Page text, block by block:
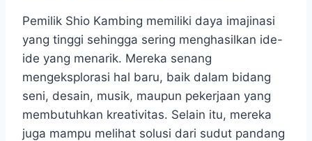
Pemilik Shio Kambing memiliki daya imajinasi
yang tinggi sehingga sering menghasilkan ide-
ide yang menarik. Mereka senang
mengeksplorasi hal baru, baik dalam bidang
seni, desain, musik, maupun pekerjaan yang
membutuhkan kreativitas. Selain itu, mereka
juga mampu melihat solusi dari sudut pandang